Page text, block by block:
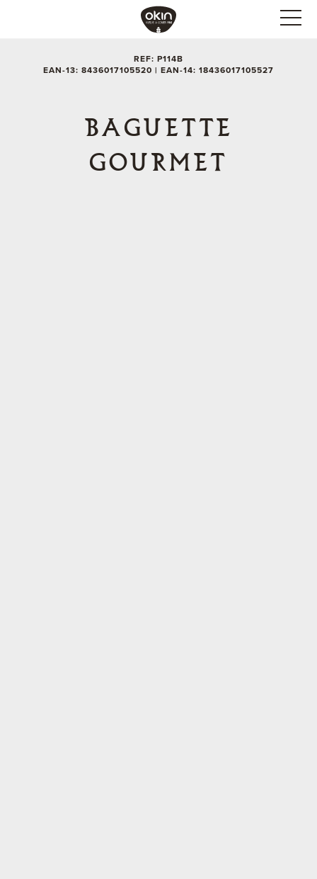
REF: P114B
EAN-13: 8436017105520 | EAN-14: 18436017105527
BAGUETTE
GOURMET